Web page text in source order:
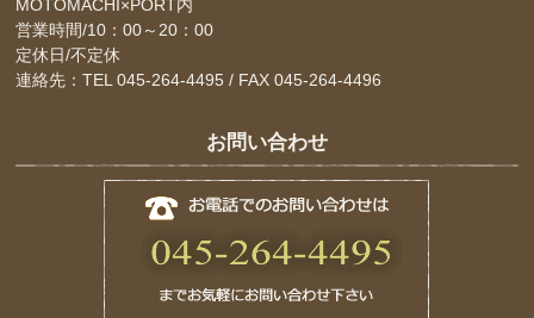
MOTOMACHI×PORT内
営業時間/10：00～20：00
定休日/不定休
連絡先：TEL 045-264-4495 / FAX 045-264-4496
お問い合わせ